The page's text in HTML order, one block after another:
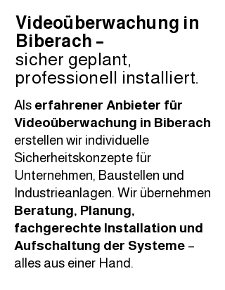
Videoüberwachung in
Biberach –
sicher geplant,
professionell installiert.
Als erfahrener Anbieter für
Videoüberwachung in Biberach
erstellen wir individuelle
Sicherheitskonzepte für
Unternehmen, Baustellen und
Industrieanlagen. Wir übernehmen
Beratung, Planung,
fachgerechte Installation und
Aufschaltung der Systeme –
alles aus einer Hand.